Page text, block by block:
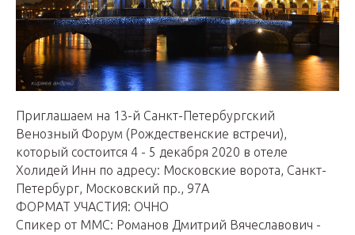
Приглашаем на 13-й Санкт-Петербургский
Венозный Форум (Рождественские встречи),
который состоится 4 - 5 декабря 2020 в отеле
Холидей Инн по адресу: Московские ворота, Санкт-
Петербург, Московский пр., 97А
ФОРМАТ УЧАСТИЯ: ОЧНО
Спикер от ММС: Романов Дмитрий Вячеславович -